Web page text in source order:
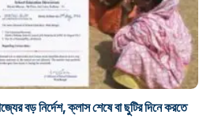
বড় নির্দেশ, ক্লাস শেষে বা ছুটির দিনে করতে